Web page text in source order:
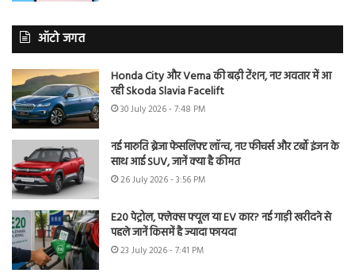
ऑटो जगत
Honda City और Verna की बढ़ी टेंशन, नए अवतार में आ
रही Skoda Slavia Facelift
30 July 2026 - 7:48 PM
नई मारुति ब्रेजा फेसलिफ्ट लॉन्च, नए फीचर्स और टर्बो इंजन के
साथ आई SUV, जानें क्या है कीमत
26 July 2026 - 3:56 PM
E20 पेट्रोल, फ्लेक्स फ्यूल या EV कार? नई गाड़ी खरीदने से
पहले जानें किसमें है ज्यादा फायदा
23 July 2026 - 7:41 PM